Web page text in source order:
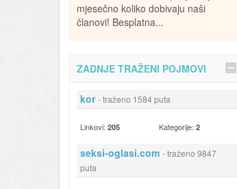
mjesečno koliko dobivaju naši
članovi! Besplatna...
ZADNJE TRAŽENI POJMOVI
kor - traženo 1584 puta
Linkovi: 205 Kategorije: 2
seksi-oglasi.com - traženo 9847
puta